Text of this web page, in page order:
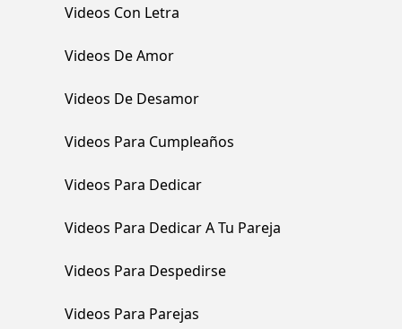
Videos Con Letra
Videos De Amor
Videos De Desamor
Videos Para Cumpleaños
Videos Para Dedicar
Videos Para Dedicar A Tu Pareja
Videos Para Despedirse
Videos Para Parejas